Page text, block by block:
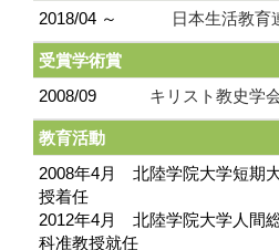
2018/04 ～
日本生活教育
受賞学術賞
2008/09
キリスト教史学
教育活動
2008年4月 北陸学院大学短期
授着任
2012年4月 北陸学院大学人間
科准教授就任